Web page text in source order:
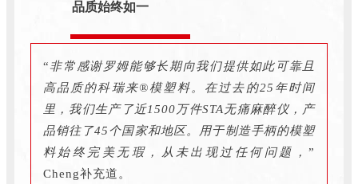
品质始终如一
“非常感谢罗姆能够长期向我们提供如此可靠且
高品质的科瑞来®模塑料。在过去的25年时间
里，我们生产了近1500万件STA无痛麻醉仪，产
品销往了45个国家和地区。用于制造手柄的模塑
料始终完美无瑕，从未出现过任何问题，”
Cheng补充道。